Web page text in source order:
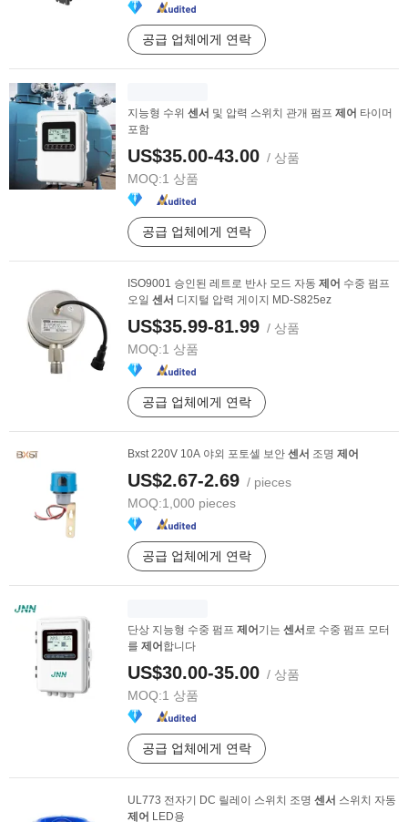
공급 업체에게 연락
지능형 수위 센서 및 압력 스위치 관개 펌프 제어 타이머
포함
US$35.00-43.00 / 상품
MOQ:1 상품
공급 업체에게 연락
ISO9001 승인된 레트로 반사 모드 자동 제어 수중 펌프
오일 센서 디지털 압력 게이지 MD-S825ez
US$35.99-81.99 / 상품
MOQ:1 상품
공급 업체에게 연락
Bxst 220V 10A 야외 포토셀 보안 센서 조명 제어
US$2.67-2.69 / pieces
MOQ:1,000 pieces
공급 업체에게 연락
단상 지능형 수중 펌프 제어 기는 센서 로 수중 펌프 모터
를 제어 합니다
US$30.00-35.00 / 상품
MOQ:1 상품
공급 업체에게 연락
UL773 전자기 DC 릴레이 스위치 조명 센서 스위치 자동
제어 LED용